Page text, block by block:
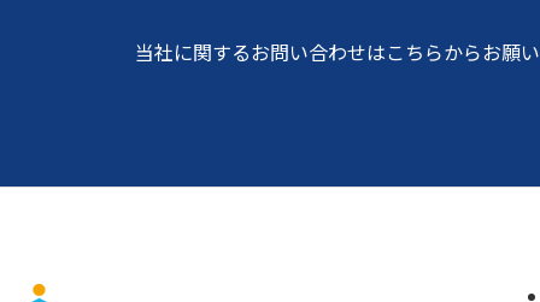
当社に関するお問い合わせはこちらからお願